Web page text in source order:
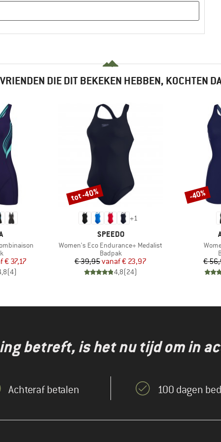
DIE DIT BEKEKEN HEBBEN, KOCHTEN
prijs
€ 37,17
(4)
+1
MERK
SPEEDO
Artikel
Women's Eco Endurance+ Medalist
Productgroep
Badpak
Prijs
€ 39,95 Verlaagde prijs
vanaf€ 23,97
4,8(24)
Korting
tot -40%
Artikel
€
Korting
-40%
betreft, is het nu tijd om in
Achteraf betalen 100 dagen